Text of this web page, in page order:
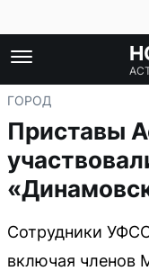
ГОРОД
Приставы
Сотрудники
включая членов